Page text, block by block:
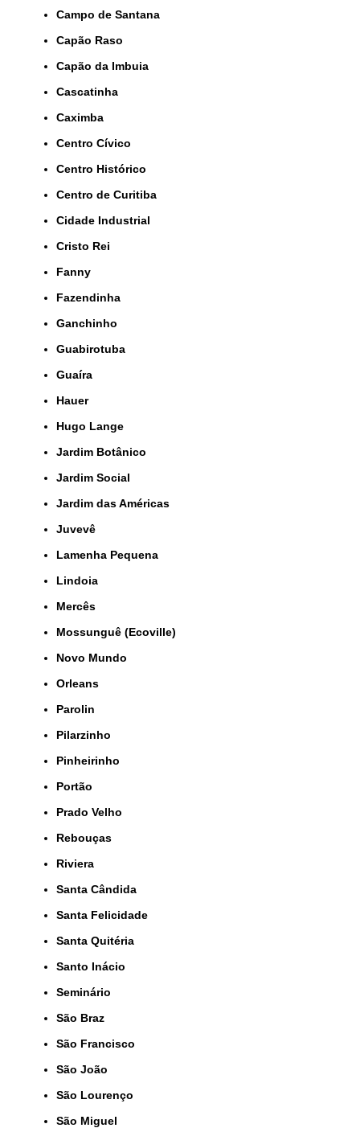
Campo de Santana
Capão Raso
Capão da Imbuia
Cascatinha
Caximba
Centro Cívico
Centro Histórico
Centro de Curitiba
Cidade Industrial
Cristo Rei
Fanny
Fazendinha
Ganchinho
Guabirotuba
Guaíra
Hauer
Hugo Lange
Jardim Botânico
Jardim Social
Jardim das Américas
Juvevê
Lamenha Pequena
Lindoia
Mercês
Mossunguê (Ecoville)
Novo Mundo
Orleans
Parolin
Pilarzinho
Pinheirinho
Portão
Prado Velho
Rebouças
Riviera
Santa Cândida
Santa Felicidade
Santa Quitéria
Santo Inácio
Seminário
São Braz
São Francisco
São João
São Lourenço
São Miguel